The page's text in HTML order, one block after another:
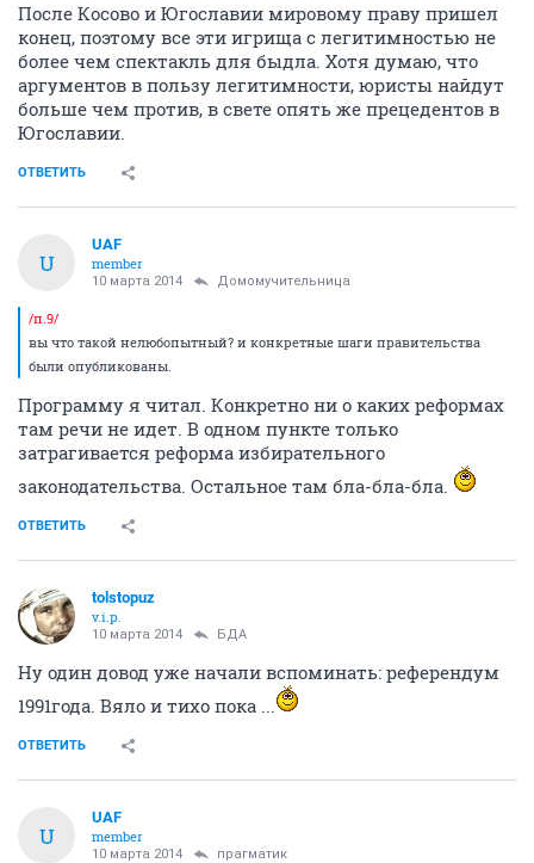
После Косово и Югославии мировому праву пришел
конец, поэтому все эти игрища с легитимностью не
более чем спектакль для быдла. Хотя думаю, что
аргументов в пользу легитимности, юристы найдут
больше чем против, в свете опять же прецедентов в
Югославии.
ОТВЕТИТЬ
U
UAF
member
10 марта 2014 Домомучительница
/п.9/
вы что такой нелюбопытный? и конкретные шаги правительства
были опубликованы.
Программу я читал. Конкретно ни о каких реформах
там речи не идет. В одном пункте только
затрагивается реформа избирательного
законодательства. Остальное там бла-бла-бла.
ОТВЕТИТЬ
tolstopuz
v.i.p.
10 марта 2014 БДА
Ну один довод уже начали вспоминать: референдум
1991года. Вяло и тихо пока ...
ОТВЕТИТЬ
U
UAF
member
10 марта 2014 прагматик